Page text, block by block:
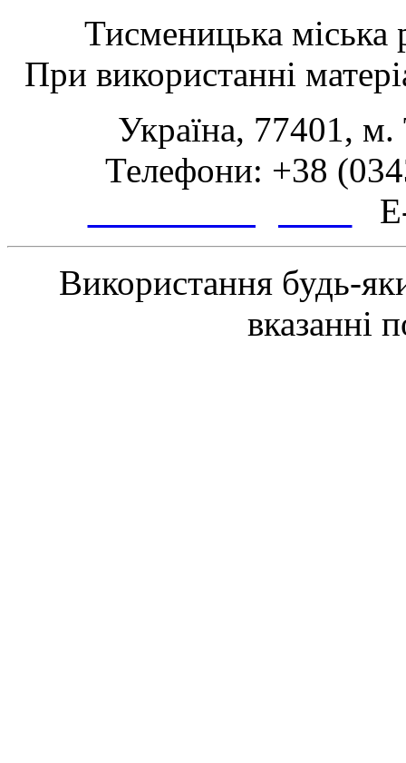
Тисменицька міська
При використанні
Україна, 77401,
Телефони: +38
Використання будь-
вказанні